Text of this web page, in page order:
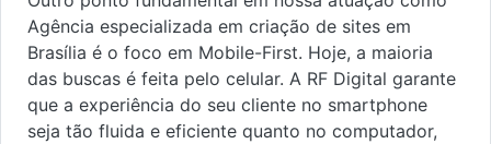
Agência especializada em criação de sites em
Brasília é o foco em Mobile-First. Hoje, a maioria
das buscas é feita pelo celular. A RF Digital garante
que a experiência do seu cliente no smartphone
seja tão fluida e eficiente quanto no computador,